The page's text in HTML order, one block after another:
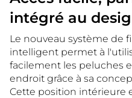
intégré au
Le nouveau système de
intelligent permet à
facilement les peluches
endroit grâce à sa
Cette position intérieure